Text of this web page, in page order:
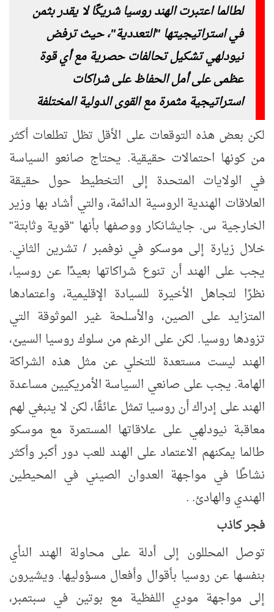
لطالما اعتبرت الهند روسيا شريكًا لا يقدر بثمن
في استراتيجيتها "التعددية"، حيث ترفض
نيودلهي تشكيل تحالفات حصرية مع أي قوة
عظمى على أمل الحفاظ على شراكات
استراتيجية مثمرة مع القوى الدولية المختلفة
لكن بعض هذه التوقعات على الأقل تظل تطلعات أكثر
من كونها احتمالات حقيقية. يحتاج صانعو السياسة
في الولايات المتحدة إلى التخطيط حول حقيقة
العلاقات الهندية الروسية الدائمة، والتي أشاد بها وزير
الخارجية س. جايشانكار ووصفها بأنها "قوية وثابتة"
خلال زيارة إلى موسكو في نوفمبر / تشرين الثاني.
يجب على الهند أن تنوع شراكاتها بعيدًا عن روسيا،
نظرًا لتجاهل الأخيرة للسيادة الإقليمية، واعتمادها
المتزايد على الصين، والأسلحة غير الموثوقة التي
تزودها روسيا. لكن على الرغم من سلوك روسيا السيئ،
الهند ليست مستعدة للتخلي عن مثل هذه الشراكة
الهامة. يجب على صانعي السياسة الأمريكيين مساعدة
الهند على إدراك أن روسيا تمثل عائقًا، لكن لا ينبغي لهم
معاقبة نيودلهي على علاقاتها المستمرة مع موسكو
طالما يمكنهم الاعتماد على الهند للعب دور أكبر وأكثر
نشاطًا في مواجهة العدوان الصيني في المحيطين
الهندي والهادئ. .
فجر كاذب
توصل المحللون إلى أدلة على محاولة الهند النأي
بنفسها عن روسيا بأقوال وأفعال مسؤوليها. ويشيرون
إلى مواجهة مودي اللفظية مع بوتين في سبتمبر،